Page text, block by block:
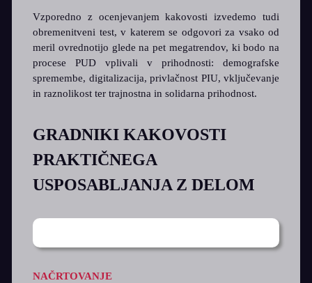
Vzporedno z ocenjevanjem kakovosti izvedemo tudi
obremenitveni test, v katerem se odgovori za vsako od
meril ovrednotijo glede na pet megatrendov, ki bodo na
procese PUD vplivali v prihodnosti: demografske
spremembe, digitalizacija, privlačnost PIU, vključevanje
in raznolikost ter trajnostna in solidarna prihodnost.
GRADNIKI KAKOVOSTI
PRAKTIČNEGA
USPOSABLJANJA Z DELOM
NAČRTOVANJE